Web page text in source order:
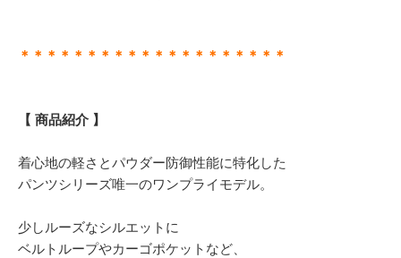
＊＊＊＊＊＊＊＊＊＊＊＊＊＊＊＊＊＊＊＊
【 商品紹介 】
着心地の軽さとパウダー防御性能に特化した
パンツシリーズ唯一のワンプライモデル。
少しルーズなシルエットに
ベルトループやカーゴポケットなど、